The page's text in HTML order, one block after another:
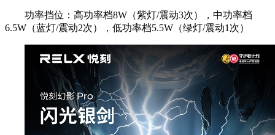
功率挡位：高功率档8W（紫灯/震动3次），中功率档
6.5W（蓝灯/震动2次），低功率档5.5W（绿灯/震动1次）